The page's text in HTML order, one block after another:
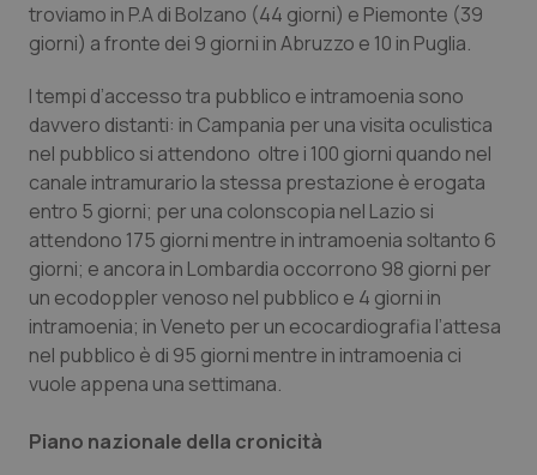
troviamo in P.A di Bolzano (44 giorni) e Piemonte (39
giorni) a fronte dei 9 giorni in Abruzzo e 10 in Puglia.
I tempi d’accesso tra pubblico e intramoenia sono
davvero distanti: in Campania per una visita oculistica
nel pubblico si attendono oltre i 100 giorni quando nel
canale intramurario la stessa prestazione è erogata
entro 5 giorni; per una colonscopia nel Lazio si
attendono 175 giorni mentre in intramoenia soltanto 6
giorni; e ancora in Lombardia occorrono 98 giorni per
un ecodoppler venoso nel pubblico e 4 giorni in
intramoenia; in Veneto per un ecocardiografia l’attesa
nel pubblico è di 95 giorni mentre in intramoenia ci
vuole appena una settimana.
Piano nazionale della cronicità